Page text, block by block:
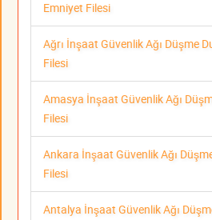
Emniyet Filesi
Ağrı İnşaat Güvenlik Ağı Düşme
Filesi
Amasya İnşaat Güvenlik Ağı
Filesi
Ankara İnşaat Güvenlik Ağı
Filesi
Antalya İnşaat Güvenlik Ağı